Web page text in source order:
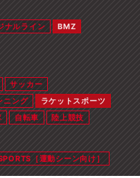
ナルライン
BMZ
サッカー
ニング
ラケットスポーツ
自転車 陸上競技
［運動シーン向け］